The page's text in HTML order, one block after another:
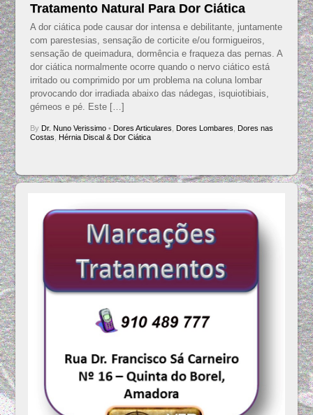
Tratamento Natural Para Dor Ciática
A dor ciática pode causar dor intensa e debilitante, juntamente
com parestesias, sensação de corticite e/ou formigueiros,
sensação de queimadura, dormência e fraqueza das pernas. A
dor ciática normalmente ocorre quando o nervo ciático está
irritado ou comprimido por um problema na coluna lombar
provocando dor irradiada abaixo das nádegas, isquiotibiais,
gémeos e pé. Este […]
By Dr. Nuno Verissimo• Dores Articulares Dores Lombares
Dores nas
Costas
Hérnia Discal & Dor Ciática